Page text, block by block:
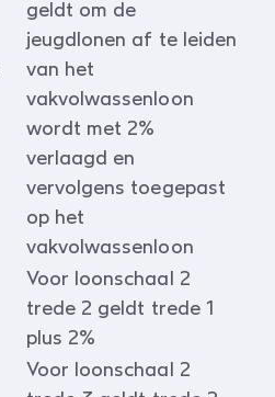
geldt om de
jeugdlonen af te leiden
van het
vakvolwassenloon
wordt met 2%
verlaagd en
vervolgens toegepast
op het
vakvolwassenloon
Voor loonschaal 2
trede 2 geldt trede 1
plus 2%
Voor loonschaal 2